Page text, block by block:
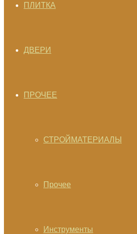
ПЛИТКА
ДВЕРИ
ПРОЧЕЕ
СТРОЙМАТЕРИАЛЫ
Прочее
Инструменты